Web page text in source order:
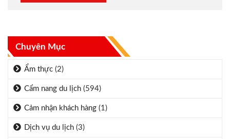
Chuyên Mục
Ẩm thực (2)
Cẩm nang du lịch (594)
Cảm nhận khách hàng (1)
Dịch vụ du lịch (3)